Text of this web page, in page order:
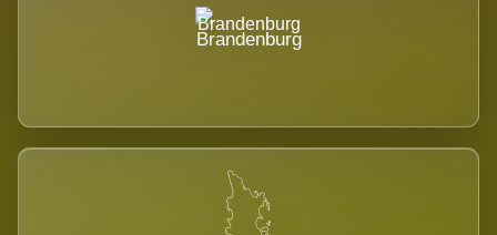
Brandenburg